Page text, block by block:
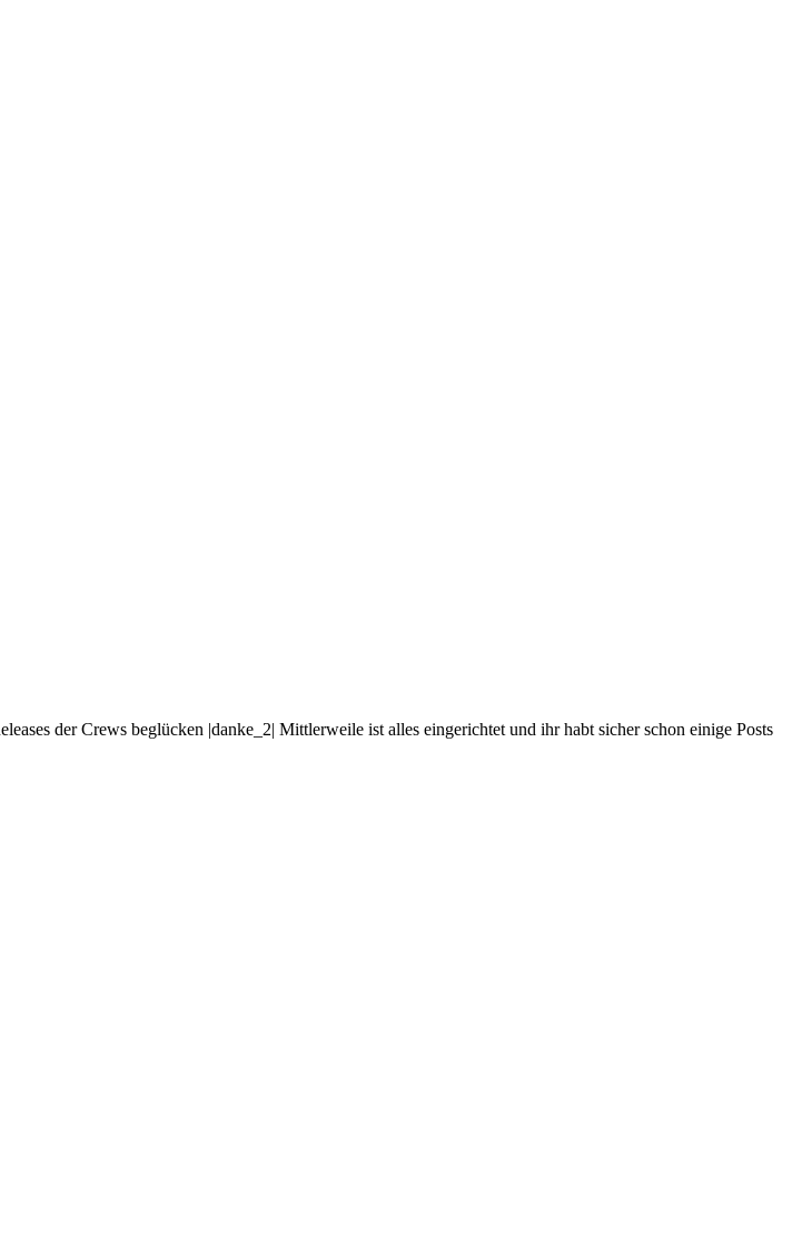
der Crews beglücken |danke_2| Mittlerweile ist alles eingerichtet und ihr habt sicher schon einige Posts